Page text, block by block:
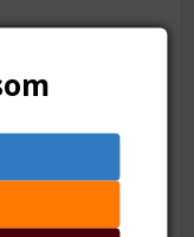
assorterede
lag på